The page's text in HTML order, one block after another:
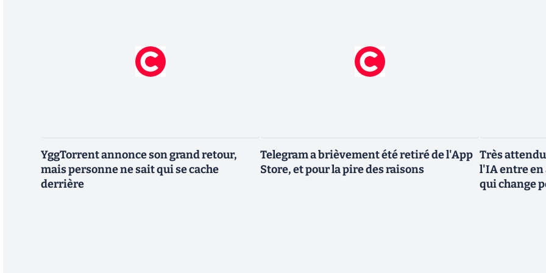
YggTorrent annonce son grand retour,
mais personne ne sait qui se cache
derrière
Telegram a brièvement été retiré de l'App
Store, et pour la pire des raisons
Très
l'IA entre en
qui change